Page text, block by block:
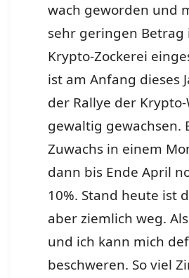
wach geworden und
sehr geringen Betrag
Krypto-Zockerei
ist am Anfang dieses
der Rallye der
gewaltig gewachsen.
Zuwachs in einem
dann bis Ende April
10%. Stand heute ist
aber ziemlich weg.
und ich kann mich
beschweren. So viel